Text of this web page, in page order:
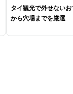
タイ観光で外せない
から穴場までを厳選